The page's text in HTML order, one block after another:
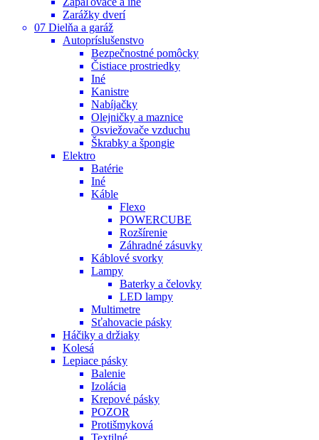
Zarážky dverí
07 Dielňa a garáž
Autopríslušenstvo
Bezpečnostné pomôcky
Čistiace prostriedky
Iné
Kanistre
Nabíjačky
Olejničky a maznice
Osviežovače vzduchu
Škrabky a špongie
Elektro
Batérie
Iné
Káble
Flexo
POWERCUBE
Rozšírenie
Záhradné zásuvky
Káblové svorky
Lampy
Baterky a čelovky
LED lampy
Multimetre
Sťahovacie pásky
Háčiky a držiaky
Kolesá
Lepiace pásky
Balenie
Izolácia
Krepové pásky
POZOR
Protišmyková
Textilné